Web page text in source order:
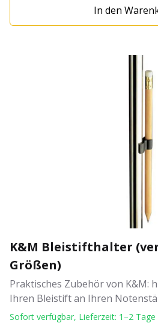
In den
K&M Bleistifthalter
Größen)
Praktisches Zubehör von K&M:
Ihren Bleistift an Ihren
hat er immer einen festen Platz.
Sofort verfügbar, Lieferzeit: 1–2 Tage